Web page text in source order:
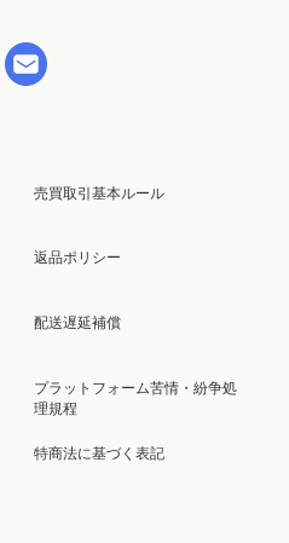
売買取引基本ルール
返品ポリシー
配送遅延補償
プラットフォーム苦情・紛争処
理規程
特商法に基づく表記